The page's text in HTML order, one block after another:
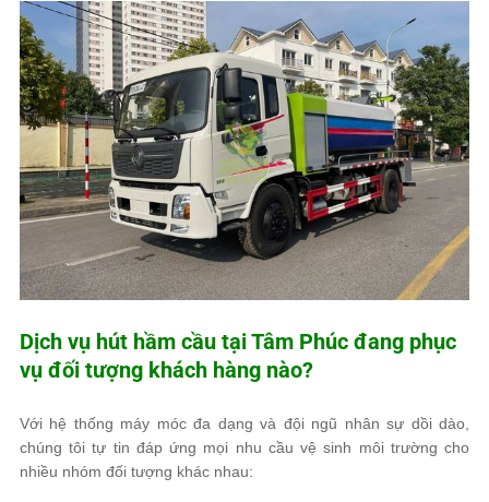
Dịch vụ hút hầm cầu tạiTâm Phúc đang phục
vụ đối tượng khách hàng nào?
Với hệ thống máy móc đa dạng và đội ngũ nhân sự dồi dào,
chúng tôi tự tin đáp ứng mọi nhu cầu vệ sinh môi trường cho
nhiều nhóm đối tượng khác nhau: